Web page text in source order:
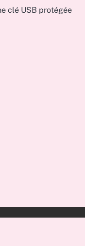
clé USB protégée